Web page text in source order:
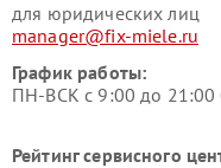
для юридических лиц
manager@fix-miele.ru
График работы:
ПН-ВСК с 9:00 до 21:00
Рейтинг сервисного